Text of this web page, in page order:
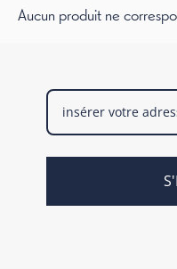
Aucun produit ne